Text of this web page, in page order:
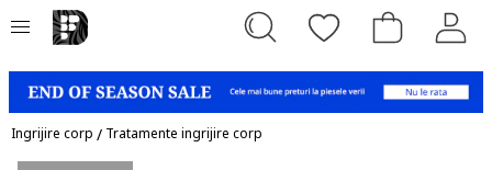
Ingrijire corp / Tratamente ingrijire corp